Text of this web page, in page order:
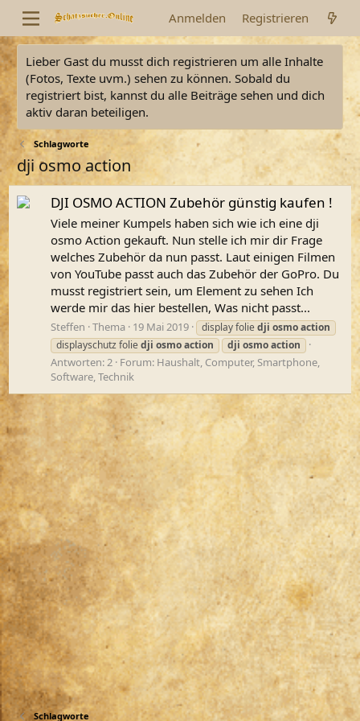
Anmelden Registrieren
Lieber Gast du musst dich registrieren um alle Inhalte
(Fotos, Texte uvm.) sehen zu können. Sobald du
registriert bist, kannst du alle Beiträge sehen und dich
aktiv daran beteiligen.
Schlagworte
dji osmo action
DJI OSMO ACTION Zubehör günstig kaufen !
Viele meiner Kumpels haben sich wie ich eine dji
osmo Action gekauft. Nun stelle ich mir dir Frage
welches Zubehör da nun passt. Laut einigen Filmen
von YouTube passt auch das Zubehör der GoPro. Du
musst registriert sein, um Element zu sehen Ich
werde mir das hier bestellen, Was nicht passt...
Steffen Thema 19 Mai 2019 display foliedji osmoaction
displayschutz foliedji osmoaction dji osmoaction
Antworten: 2 Forum: Haushalt, Computer, Smartphone,
Software, Technik
Schlagworte